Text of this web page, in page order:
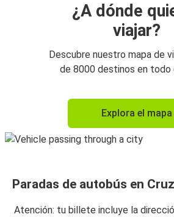
¿A dónde
viajar?
Descubre nuestro mapa de
de 8000 destinos en todo
Explora el mapa
Paradas de autobús en
Atención: tu billete incluye la